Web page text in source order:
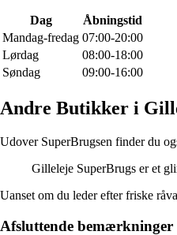
Dag
Åbningstid
Mandag-fredag 07:00-20:00
Lørdag
08:00-18:00
Søndag
09:00-16:00
Andre Butikker i
Udover SuperBrugsen finder du
Gilleleje SuperBrugs er et
Uanset om du leder efter friske
Afsluttende bemærkninger